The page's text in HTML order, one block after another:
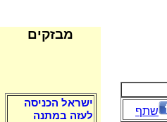
שתף
מבזקים
ישראל הכניסה
לעזה במתנה